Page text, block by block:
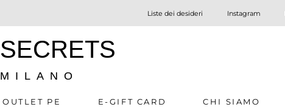
Liste dei desideri Instagram
SECRETS
MILANO
OUTLET PE E-GIFT CARD CHI SIAMO